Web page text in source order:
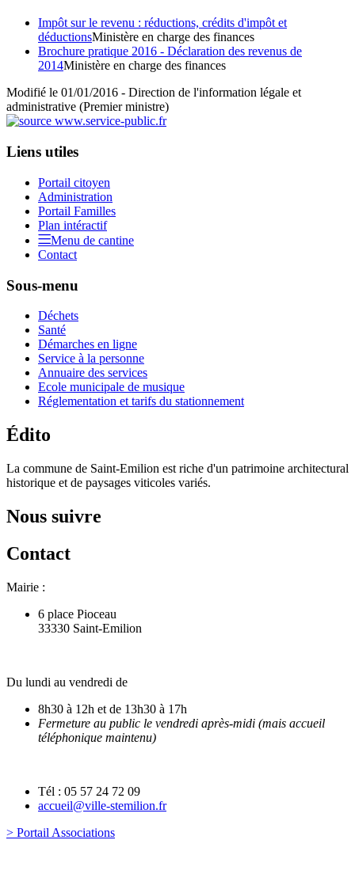
Impôt sur le revenu : réductions, crédits d'impôt et
déductionsMinistère en charge des finances
Brochure pratique 2016 - Déclaration des revenus de
2014Ministère en charge des finances
Modifié le 01/01/2016 - Direction de l'information légale et
administrative (Premier ministre)
Liens utiles
Portail citoyen
Administration
Portail Familles
Plan intéractif
Menu de cantine
Contact
Sous-menu
Déchets
Santé
Démarches en ligne
Service à la personne
Annuaire des services
Ecole municipale de musique
Réglementation et tarifs du stationnement
Édito
La commune de Saint-Emilion est riche d'un patrimoine architectural
historique et de paysages viticoles variés.
Nous suivre
Contact
Mairie :
6 place Pioceau
33330 Saint-Emilion
Du lundi au vendredi de
8h30 à 12h et de 13h30 à 17h
Fermeture au public le vendredi après-midi (mais accueil
téléphonique maintenu)
Tél : 05 57 24 72 09
accueil@ville-stemilion.fr
> Portail Associations